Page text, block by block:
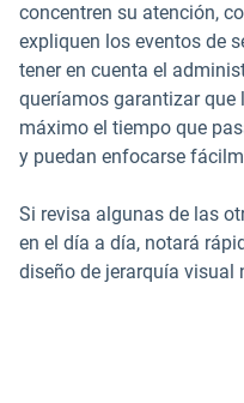
concentren su atención,
expliquen los eventos de
tener en cuenta el
queríamos garantizar que
máximo el tiempo que
y puedan enfocarse
Si revisa algunas de las
en el día a día, notará
diseño de jerarquía visual